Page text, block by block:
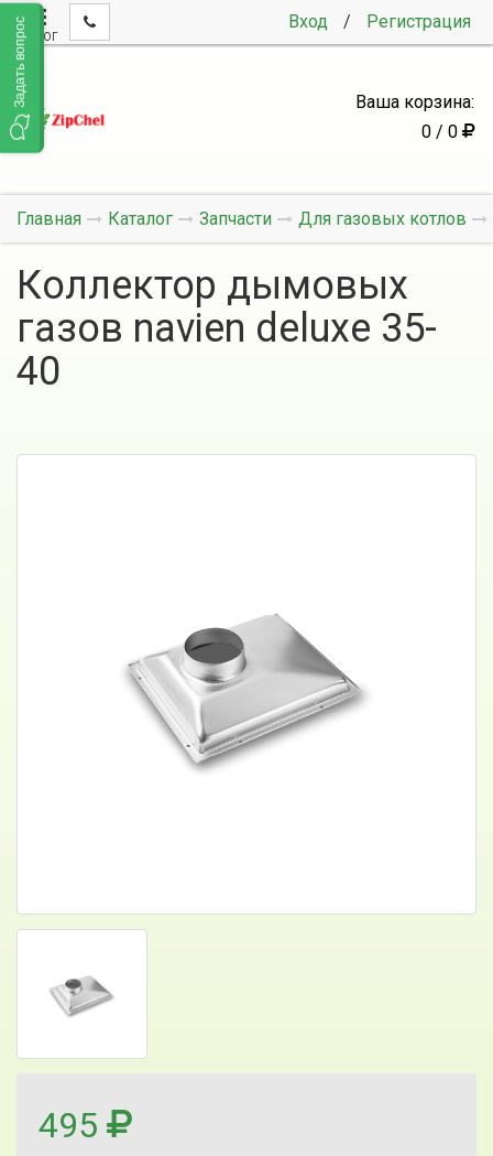
Вход / Регистрация
КАТАЛОГ
Ваша корзина:
0 / 0
Главная Каталог Запчасти Для газовых котлов
Коллектор дымовых
газов navien deluxe 35-
40
495
Задать вопрос